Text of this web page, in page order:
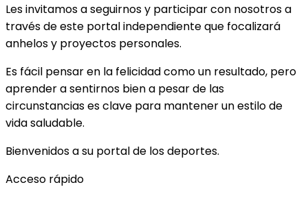
Les invitamos a seguirnos y participar con nosotros a
través de este portal independiente que focalizará
anhelos y proyectos personales.
Es fácil pensar en la felicidad como un resultado, pero
aprender a sentirnos bien a pesar de las
circunstancias es clave para mantener un estilo de
vida saludable.
Bienvenidos a su portal de los deportes.
Acceso rápido